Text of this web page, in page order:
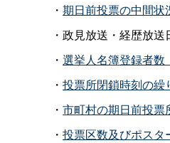
・ 期日前投票の中間状
・政見放送・経歴放送
・ 選挙人名簿登録者数
・ 投票所閉鎖時刻の繰
・ 市町村の期日前投票
・ 投票区数及びポスタ